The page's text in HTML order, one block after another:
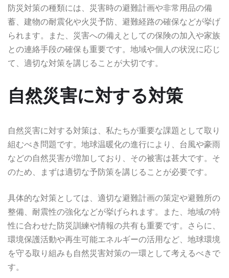
防災対策の種類には、災害時の避難計画や非常用品の備
蓄、建物の耐震化や火災予防、避難経路の確保などが挙げ
られます。また、災害への備えとしての保険の加入や家族
との連絡手段の確保も重要です。地域や個人の状況に応じ
て、適切な対策を講じることが大切です。
自然災害に対する対策
自然災害に対する対策は、私たちが重要な課題として取り
組むべき問題です。地球温暖化の進行により、台風や豪雨
などの自然災害が増加しており、その被害は甚大です。そ
のため、まずは適切な予防策を講じることが必要です。
具体的な対策としては、適切な避難計画の策定や避難所の
整備、耐震性の強化などが挙げられます。また、地域の特
性に合わせた防災訓練や情報の共有も重要です。さらに、
環境保護活動や再生可能エネルギーの活用など、地球環境
を守る取り組みも自然災害対策の一環として考えるべきで
す。